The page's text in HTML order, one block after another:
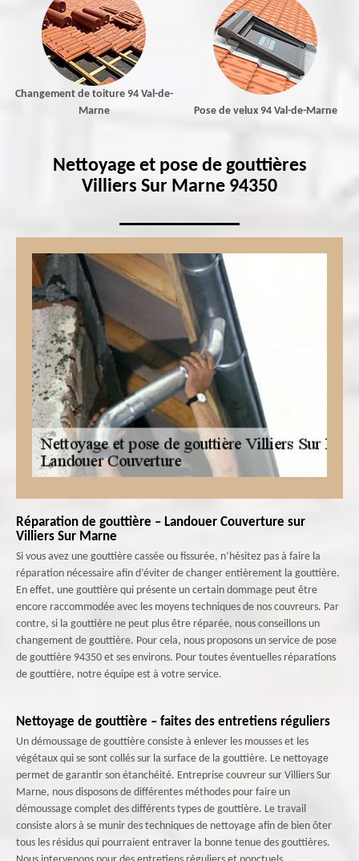
Changement de toiture 94 Val-de-
Marne
Pose de velux 94 Val-de-Marne
Nettoyage et pose de gouttières
Villiers Sur Marne 94350
Réparation de gouttière – Landouer Couverture sur
Villiers Sur Marne
Si vous avez une gouttière cassée ou fissurée, n’hésitez pas à faire la
réparation nécessaire afin d’éviter de changer entièrement la gouttière.
En effet, une gouttière qui présente un certain dommage peut être
encore raccommodée avec les moyens techniques de nos couvreurs. Par
contre, si la gouttière ne peut plus être réparée, nous conseillons un
changement de gouttière. Pour cela, nous proposons un service de pose
de gouttière 94350 et ses environs. Pour toutes éventuelles réparations
de gouttière, notre équipe est à votre service.
Nettoyage de gouttière – faites des entretiens réguliers
Un démoussage de gouttière consiste à enlever les mousses et les
végétaux qui se sont collés sur la surface de la gouttière. Le nettoyage
permet de garantir son étanchéité. Entreprise couvreur sur Villiers Sur
Marne, nous disposons de différentes méthodes pour faire un
démoussage complet des différents types de gouttière. Le travail
consiste alors à se munir des techniques de nettoyage afin de bien ôter
tous les résidus qui pourraient entraver la bonne tenue des gouttières.